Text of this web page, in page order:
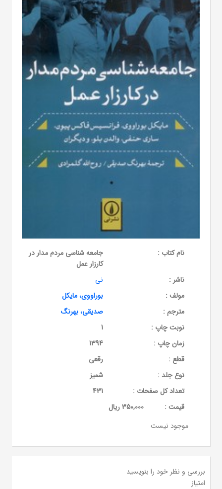
نام کتاب :
جامعه شناسی مردم مدار در
کارزار عمل
ناشر :
نی
مولف :
بوراووی، مایکل
مترجم :
صدیقی، بهرنگ
نوبت چاپ :
1
زمان چاپ :
1394
قطع :
رقعی
نوع جلد :
شمیز
تعداد کل صفحات :
431
قيمت :
350,000 ریال
موجود نیست
بررسی و نظر خود را بنویسید
امتیاز